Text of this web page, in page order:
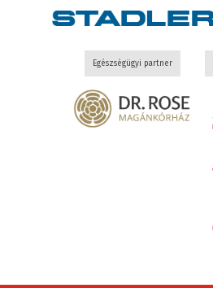
Egészségügyi partner